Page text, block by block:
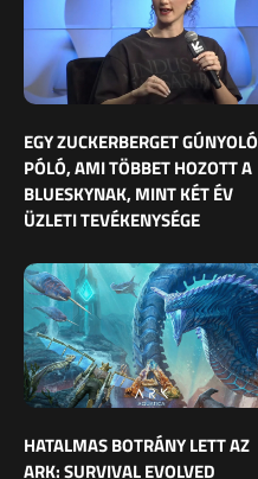
EGY ZUCKERBERGET GÚNYOLÓ
PÓLÓ, AMI TÖBBET HOZOTT A
BLUESKYNAK, MINT KÉT ÉV
ÜZLETI TEVÉKENYSÉGE
HATALMAS BOTRÁNY LETT AZ
ARK: SURVIVAL EVOLVED